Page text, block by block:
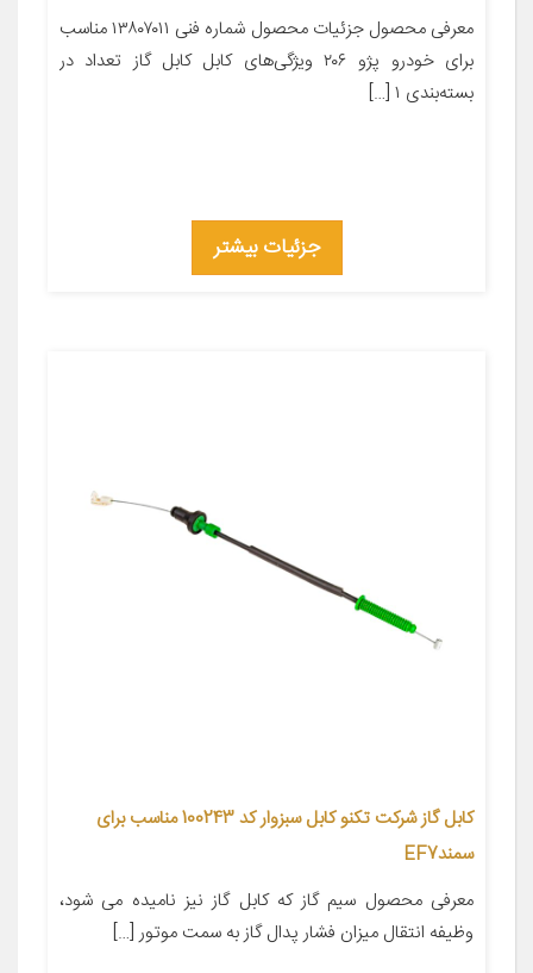
معرفی محصول جزئیات محصول شماره فنی ۱۳۸۰۷۰۱۱ مناسب
برای خودرو پژو ۲۰۶ ویژگی‌های کابل کابل گاز تعداد در
بسته‌بندی ۱ […]
جزئیات بیشتر
کابل گاز شرکت تکنو کابل سبزوار کد 100243 مناسب برای
سمندEF7
معرفی محصول سیم گاز که کابل گاز نیز نامیده می شود،
وظیفه انتقال میزان فشار پدال گاز به سمت موتور […]